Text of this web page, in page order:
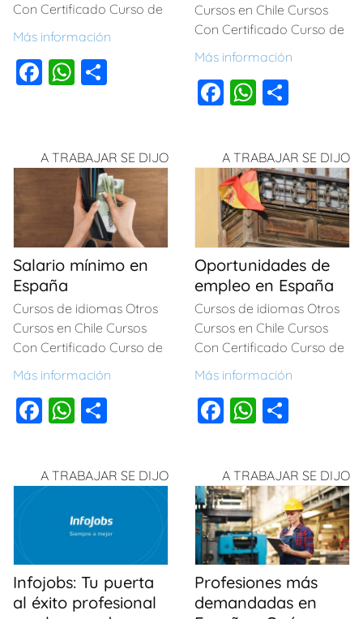
Con Certificado Curso de
Más información
F
e
b
k
W
s
A
p
p
p
ar
tir
Cursos en Chile Cursos
Con Certificado Curso de
Más información
F
c
e
b
o
o
k
W
at
s
A
p
p
m
p
ar
tir
A TRABAJAR SE DIJO
Salario mínimo en
España
Cursos de idiomas Otros
Cursos en Chile Cursos
Con Certificado Curso de
Más información
F
c
e
o
k
W
at
s
A
p
p
m
p
ar
tir
A TRABAJAR SE DIJO
Oportunidades de
empleo en España
Cursos de idiomas Otros
Cursos en Chile Cursos
Con Certificado Curso de
Más información
F
c
e
b
o
o
k
W
at
s
A
p
p
m
p
ar
tir
A TRABAJAR SE DIJO
Infojobs: Tu puerta
al éxito profesional
A TRABAJAR SE DIJO
Profesiones más
demandadas en